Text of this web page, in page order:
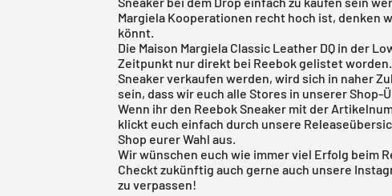
Margiela Kooperationen recht hoch ist, denken
könnt.
Die Maison Margiela Classic Leather DQ in der
Zeitpunkt nur direkt bei Reebok gelistet
Sneaker verkaufen werden, wird sich in naher
sein, dass wir euch alle Stores in unserer Shop-
Wenn ihr den Reebok Sneaker mit der
klickt euch einfach durch unsere
Shop eurer Wahl aus.
Wir wünschen euch wie immer viel Erfolg beim
Checkt zukünftig auch gerne auch unsere
zu verpassen!